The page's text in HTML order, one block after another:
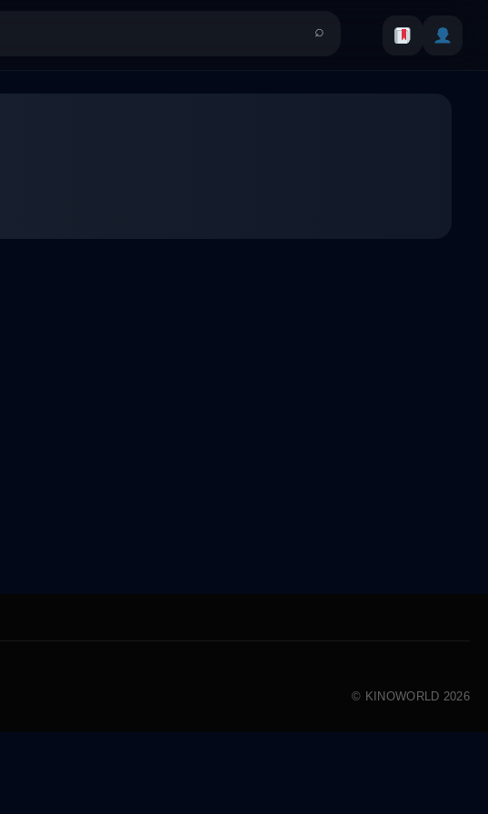
© KINOWORLD 2026